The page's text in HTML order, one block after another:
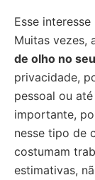
Esse
Muitas vezes,
de olho no
privacidade,
pessoal ou
importante,
nesse tipo de
costumam
estimativas,